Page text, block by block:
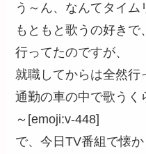
う～ん、なんてタイム
もともと歌うの好き
行ってたのですが、
就職してからは全然行
通勤の車の中で歌うく
～[emoji:v-448]
で、今日TV番組で懐